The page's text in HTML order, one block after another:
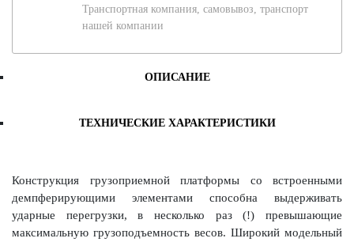
Транспортная компания, самовывоз, транспорт
нашей компании
ОПИСАНИЕ
ТЕХНИЧЕСКИЕ ХАРАКТЕРИСТИКИ
Конструкция грузоприемной платформы со встроенными
демпферирующими элементами способна выдерживать
ударные перегрузки, в несколько раз (!) превышающие
максимальную грузоподъемность весов. Широкий модельный